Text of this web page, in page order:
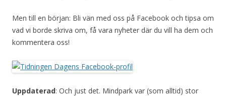
Men till en början: Bli vän med oss på Facebook och tipsa om
vad vi borde skriva om, få vara nyheter där du vill ha dem och
kommentera oss!
Uppdaterad: Och just det. Mindpark var (som alltid) stor